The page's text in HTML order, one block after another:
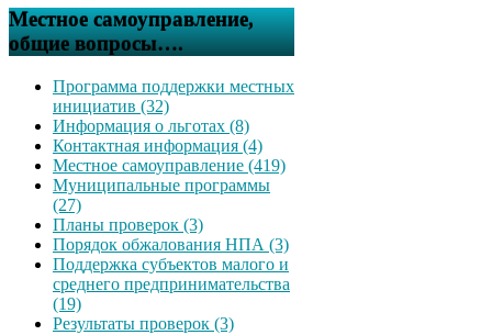
Местное самоуправление,
общие вопросы….
Программа поддержки местных
инициатив (32)
Информация о льготах (8)
Контактная информация (4)
Местное самоуправление (419)
Муниципальные программы
(27)
Планы проверок (3)
Порядок обжалования НПА (3)
Поддержка субъектов малого и
среднего предпринимательства
(19)
Результаты проверок (3)